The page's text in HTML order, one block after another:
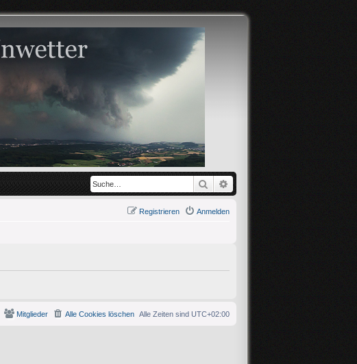
Suche
Anmelden
Registrieren
Alle Zeiten sind UTC+02:00
Alle Cookies löschen
Mitglieder